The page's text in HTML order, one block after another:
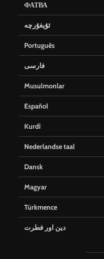
ФАТВА
ئۇيغۇرچە
Português
فارسی
Musulmonlar
Español
Kurdî
Nederlandse taal
Dansk
Magyar
Türkmence
دین اور فطرت